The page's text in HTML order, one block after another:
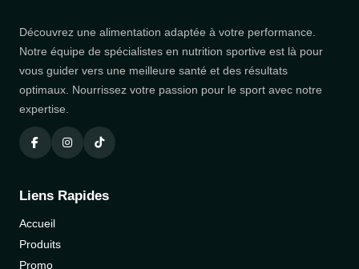
Découvrez une alimentation adaptée à votre performance.
Notre équipe de spécialistes en nutrition sportive est là pour
vous guider vers une meilleure santé et des résultats
optimaux. Nourrissez votre passion pour le sport avec notre
expertise.
Liens Rapides
Accueil
Produits
Promo